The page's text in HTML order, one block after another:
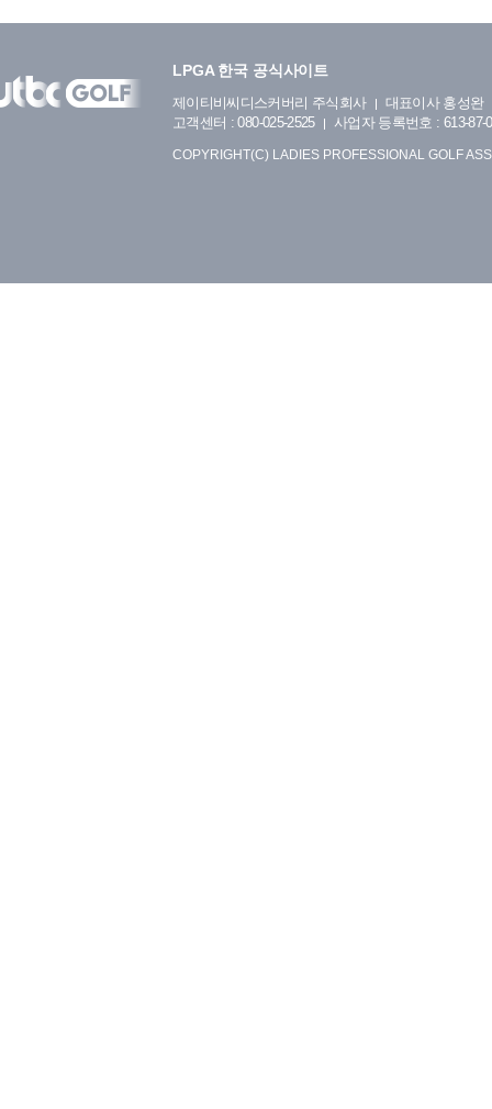
LPGA 한국 공식사이트
제이티비씨디스커버리 주식회사
대표이사 홍성완
고객센터 : 080-025-2525
사업자 등록번호 : 613-87-
COPYRIGHT(C) LADIES PROFESSIONAL GOLF